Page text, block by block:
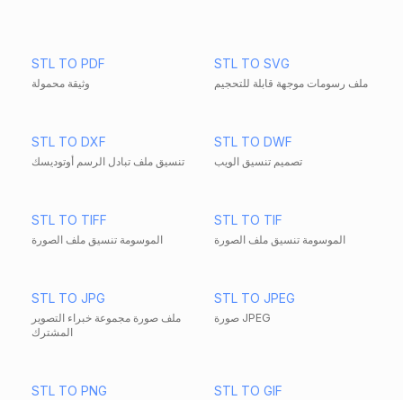
STL TO PDF
وثيقة محمولة
STL TO SVG
ملف رسومات موجهة قابلة للتحجيم
STL TO DXF
تنسيق ملف تبادل الرسم أوتوديسك
STL TO DWF
تصميم تنسيق الويب
STL TO TIFF
الموسومة تنسيق ملف الصورة
STL TO TIF
الموسومة تنسيق ملف الصورة
STL TO JPG
ملف صورة مجموعة خبراء التصوير
المشترك
STL TO JPEG
صورة JPEG
STL TO PNG STL TO GIF